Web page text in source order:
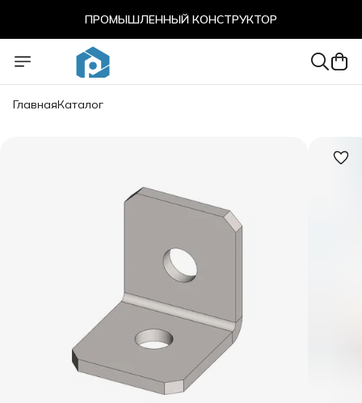
ПРОМЫШЛЕННЫЙ КОНСТРУКТОР
ПРОМЫШЛЕННЫЙ КОНСТРУКТОР
ГлавнаяКаталог